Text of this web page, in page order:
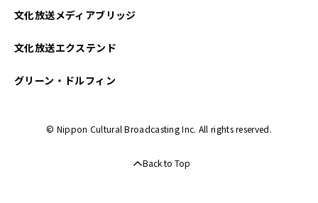
2024年11月
2024年10月
2024年09月
文化放送メディアブリッジ
文化放送エクステンド
グリーン・ドルフィン
© Nippon Cultural Broadcasting Inc. All rights reserved.
Back to Top